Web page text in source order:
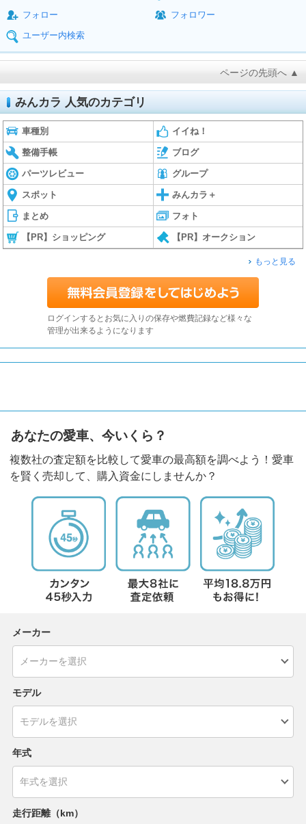
フォロー
フォロワー
ユーザー内検索
ページの先頭へ ▲
みんカラ 人気のカテゴリ
車種別 イイね！
整備手帳 ブログ
パーツレビュー グループ
スポット みんカラ＋
まとめ フォト
【PR】ショッピング 【PR】オークション
もっと見る
ログインするとお気に入りの保存や燃費記録など様々な
管理が出来るようになります
あなたの愛車、今いくら？
複数社の査定額を比較して愛車の最高額を調べよう！愛車
を賢く売却して、購入資金にしませんか？
メーカー
モデル
年式
走行距離（km）